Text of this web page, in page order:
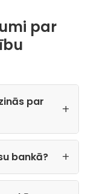
par
par
bankā?